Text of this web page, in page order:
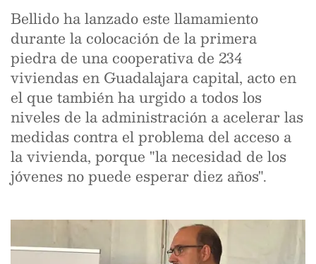
Bellido ha lanzado este llamamiento
durante la colocación de la primera
piedra de una cooperativa de 234
viviendas en Guadalajara capital, acto en
el que también ha urgido a todos los
niveles de la administración a acelerar las
medidas contra el problema del acceso a
la vivienda, porque "la necesidad de los
jóvenes no puede esperar diez años".